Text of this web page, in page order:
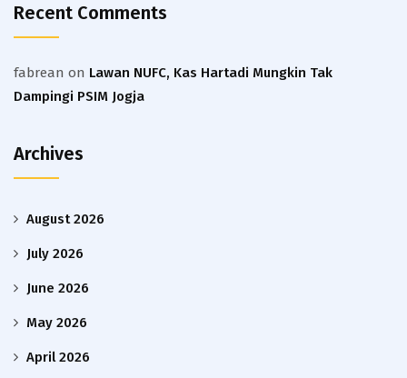
Recent Comments
fabrean on Lawan NUFC, Kas Hartadi Mungkin Tak
Dampingi PSIM Jogja
Archives
August 2026
July 2026
June 2026
May 2026
April 2026